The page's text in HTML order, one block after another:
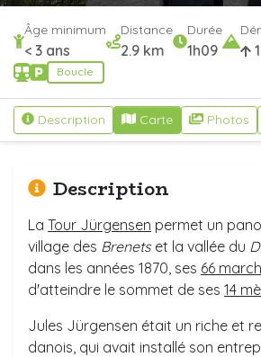
Âge minimum
< 3 ans
Distance
2.9 km
Durée
1h09
Boucle
Description Carte Photos
Description
La Tour Jürgensen permet un
village des Brenets et la vallée du
dans les années 1870, ses 66
d'atteindre le sommet de ses 14
Jules Jürgensen était un riche et
danois, qui avait installé son